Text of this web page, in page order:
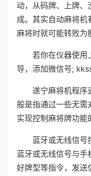
动，从码牌、上牌、
成。其实自动麻将
麻将时就可能转败为
若你在仪器使用
导，添加微信号;
遂宁麻将机程序
般是指通过一些无需
实现控制麻将牌功能
蓝牙或无线信号
蓝牙或无线信号与
好牌型等指令，发送